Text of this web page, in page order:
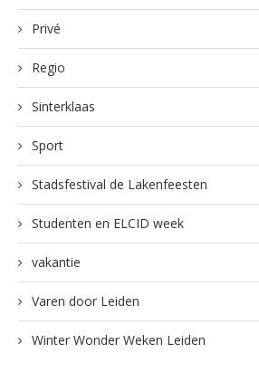
Privé
Regio
Sinterklaas
Sport
Stadsfestival de Lakenfeesten
Studenten en ELCID week
vakantie
Varen door Leiden
Winter Wonder Weken Leiden